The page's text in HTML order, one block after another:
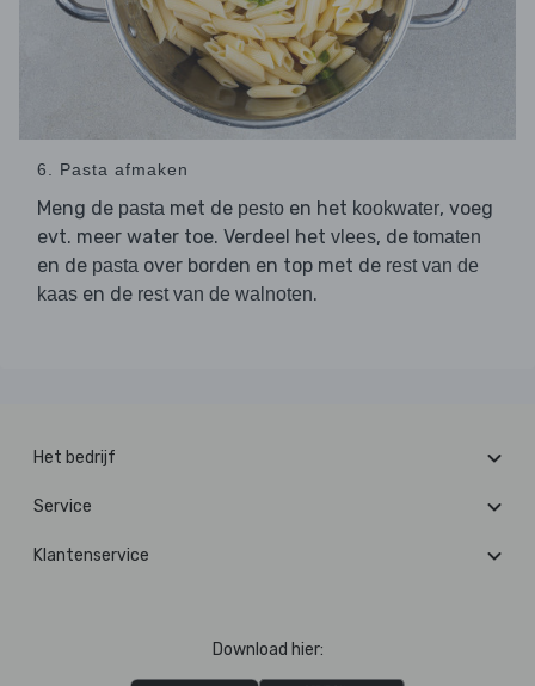
6. Pasta afmaken
Meng de pasta met de pesto en het kookwater, voeg
evt. meer water toe. Verdeel het vlees, de tomaten
en de pasta over borden en top met de rest van de
kaas en de rest van de walnoten.
Het bedrijf
Service
Klantenservice
Download hier: